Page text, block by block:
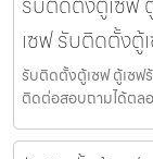
เซฟ รับติดตั้งตู้
รับติดตั้งตู้เซฟ ตู้เซฟ
ติดต่อสอบถามได้ตล